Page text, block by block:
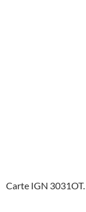
Carte IGN 3031OT.